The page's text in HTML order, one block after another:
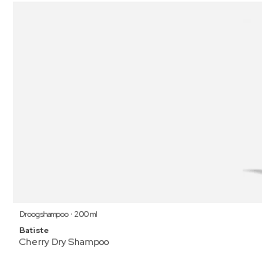
Droogshampoo ⋅ 200 ml
Batiste
Cherry Dry Shampoo